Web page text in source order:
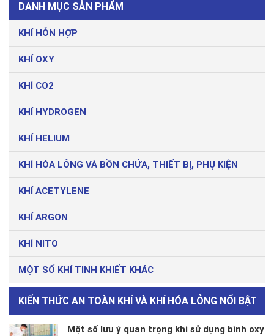
DANH MỤC SẢN PHẨM
KHÍ HỖN HỢP
KHÍ OXY
KHÍ CO2
KHÍ HYDROGEN
KHÍ HELIUM
KHÍ HÓA LỎNG VÀ BỒN CHỨA, THIẾT BỊ, PHỤ KIỆN
KHÍ ACETYLENE
KHÍ ARGON
KHÍ NITO
MỘT SỐ KHÍ TINH KHIẾT KHÁC
KIẾN THỨC AN TOÀN KHÍ VÀ KHÍ HÓA LỎNG NỔI BẬT
Một số lưu ý quan trọng khi sử dụng bình oxy